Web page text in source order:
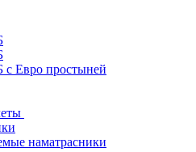
Евро простыней
наматрасники